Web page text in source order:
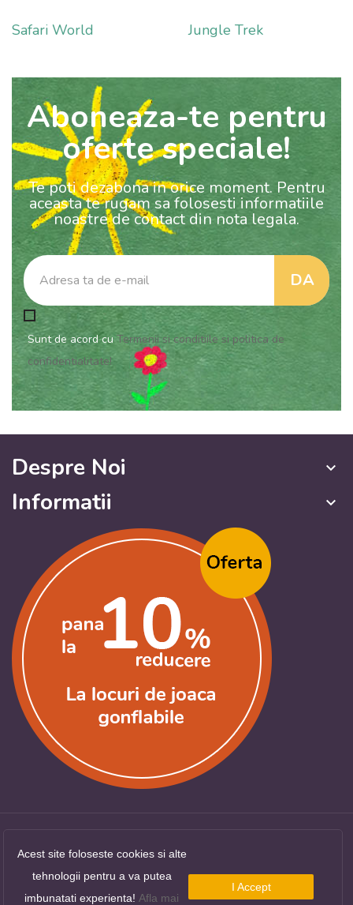
Safari World Jungle Trek
Aboneaza-te pentru
oferte speciale!
Te poti dezabona in orice moment. Pentru
aceasta te rugam sa folosesti informatiile
noastre de contact din nota legala.
Sunt de acord cuTermenii si conditiile si politica de
confidentialitate!
Despre Noi keyboard_arrow_down
Informatii keyboard_arrow_down
Acest site foloseste cookies si alte
tehnologii pentru a va putea
imbunatati experienta! Afla mai
I Accept
Copyright ©LocuriDeJoaca.com
rezervate.